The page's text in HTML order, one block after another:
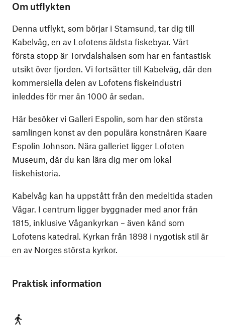
Om utflykten
Denna utflykt, som börjar i Stamsund, tar dig till
Kabelvåg, en av Lofotens äldsta fiskebyar. Vårt
första stopp är Torvdalshalsen som har en fantastisk
utsikt över fjorden. Vi fortsätter till Kabelvåg, där den
kommersiella delen av Lofotens fiskeindustri
inleddes för mer än 1000 år sedan.
Här besöker vi Galleri Espolin, som har den största
samlingen konst av den populära konstnären Kaare
Espolin Johnson. Nära galleriet ligger Lofoten
Museum, där du kan lära dig mer om lokal
fiskehistoria.
Kabelvåg kan ha uppstått från den medeltida staden
Vågar. I centrum ligger byggnader med anor från
1815, inklusive Vågankyrkan – även känd som
Lofotens katedral. Kyrkan från 1898 i nygotisk stil är
en av Norges största kyrkor.
Praktisk information